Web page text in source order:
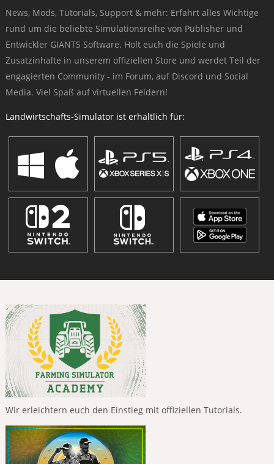
News, Mods, Tutorials, Support & mehr: Erfahrt alles Wichtige
rund um die beliebte Simulationsreihe von Publisher und
Entwickler GIANTS Software. Holt euch die Spiele und
Zusatzinhalte in unserem offiziellen Store und werdet Teil der
engagierten Community - im Forum, auf Discord und Social
Media. Viel Spaß auf virtuellen Feldern!
Landwirtschafts-Simulator ist erhältlich für:
Wir erleichtern euch den Einstieg mit offiziellen Tutorials.